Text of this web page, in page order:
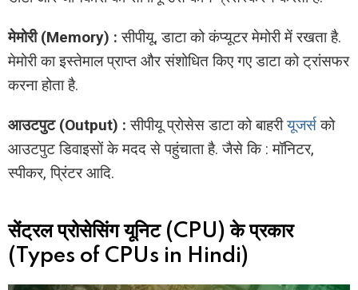
मेमोरी (Memory) : सीपीयू, डाटा को कंप्यूटर मेमोरी में रखता है.
मेमोरी का इस्तेमाल प्राप्त और संशोधित किए गए डाटा को ट्रांसफर
करना होता है.
आउटपुट (Output) : सीपीयू प्रोसेस डाटा को बाहरीयूजर्सको
आउटपुट डिवाइसों के मदद से पहुंचाता है. जैसे कि : मॉनिटर,
स्पीकर, प्रिंटर आदि.
सेंट्रल प्रोसेसिंग यूनिट (CPU) के प्रकार
(Types of CPUs in Hindi)